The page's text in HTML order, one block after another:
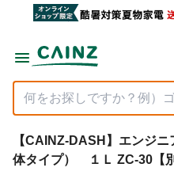
【CAINZ-DASH】エンジ
体タイプ） １Ｌ ZC-30【別